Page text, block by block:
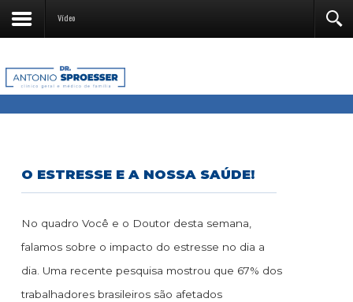
Vídeo
O ESTRESSE E A NOSSA SAÚDE!
No quadro Você e o Doutor desta semana,
falamos sobre o impacto do estresse no dia a
dia. Uma recente pesquisa mostrou que 67% dos
trabalhadores brasileiros são afetados